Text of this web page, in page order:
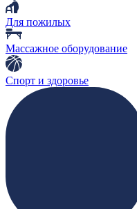
Для пожилых
Массажное оборудование
Спорт и здоровье